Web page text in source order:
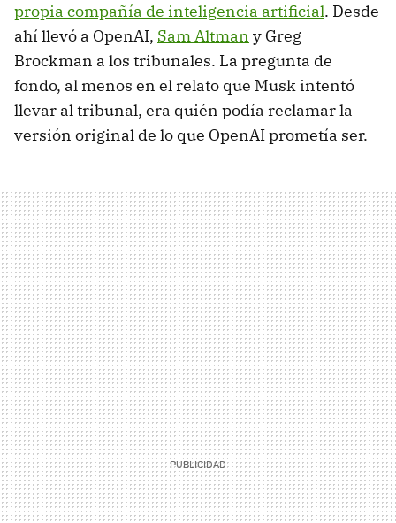
propia compañía de inteligencia artificial. Desde
ahí llevó a OpenAI, Sam Altman y Greg
Brockman a los tribunales. La pregunta de
fondo, al menos en el relato que Musk intentó
llevar al tribunal, era quién podía reclamar la
versión original de lo que OpenAI prometía ser.